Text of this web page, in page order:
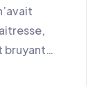
bruyant…